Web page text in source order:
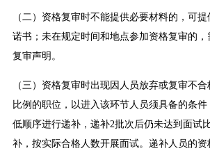
（二）资格复审时不能提供必要材料的，可
诺书；未在规定时间和地点参加资格复审的
复审声明。
（三）资格复审时出现因人员放弃或复审不
比例的职位，以进入该环节人员须具备的条件
低顺序进行递补，递补2批次后仍未达到面试
补，按实际合格人数开展面试。递补人员的